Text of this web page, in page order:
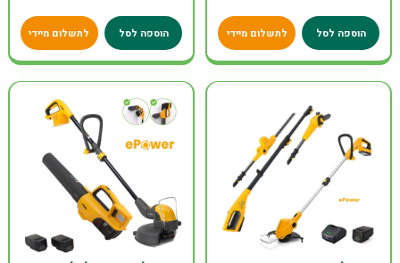
הוספה לסל לתשלום מיידי הוספה לסל לתשלום מיידי